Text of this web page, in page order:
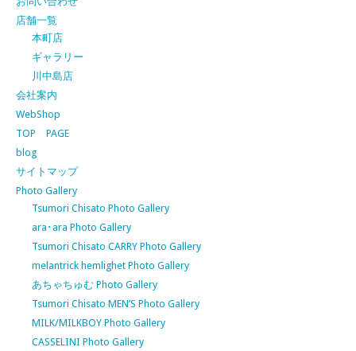
店舗一覧
本町店
ギャラリー
川中島店
会社案内
WebShop
TOP PAGE
blog
サイトマップ
Photo Gallery
Tsumori Chisato Photo Gallery
ara･ara Photo Gallery
Tsumori Chisato CARRY Photo Gallery
melantrick hemlighet Photo Gallery
あちゃちゅむ Photo Gallery
Tsumori Chisato MEN’S Photo Gallery
MILK/MILKBOY Photo Gallery
CASSELINI Photo Gallery